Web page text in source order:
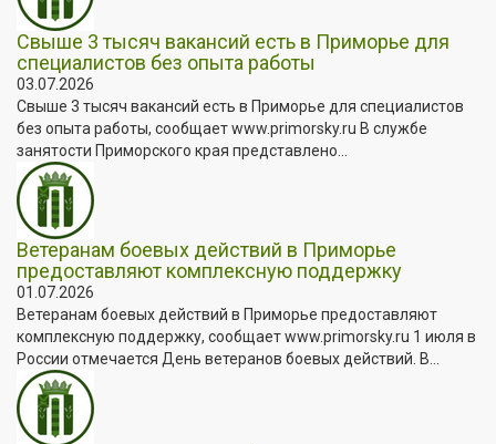
Свыше 3 тысяч вакансий есть в Приморье для
специалистов без опыта работы
03.07.2026
Свыше 3 тысяч вакансий есть в Приморье для специалистов
без опыта работы, сообщает www.primorsky.ru В службе
занятости Приморского края представлено...
Ветеранам боевых действий в Приморье
предоставляют комплексную поддержку
01.07.2026
Ветеранам боевых действий в Приморье предоставляют
комплексную поддержку, сообщает www.primorsky.ru 1 июля в
России отмечается День ветеранов боевых действий. В...